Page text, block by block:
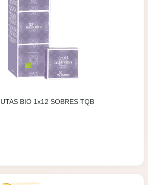
BIO 1x12 SOBRES TQB